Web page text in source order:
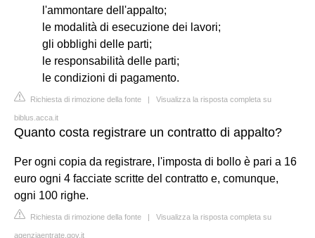
l'ammontare dell'appalto;
le modalità di esecuzione dei lavori;
gli obblighi delle parti;
le responsabilità delle parti;
le condizioni di pagamento.
Richiesta di rimozione della fonte | Visualizza la risposta completa su
biblus.acca.it
Quanto costa registrare un contratto di appalto?
Per ogni copia da registrare, l'imposta di bollo è pari a 16
euro ogni 4 facciate scritte del contratto e, comunque,
ogni 100 righe.
Richiesta di rimozione della fonte | Visualizza la risposta completa su
agenziaentrate.gov.it